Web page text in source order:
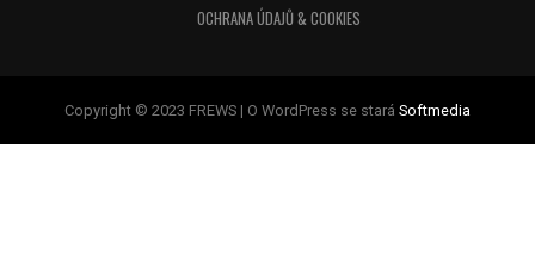
OCHRANA ÚDAJŮ & COOKIES
Copyright © 2023 FREWS | O WordPress se stará Softmedia